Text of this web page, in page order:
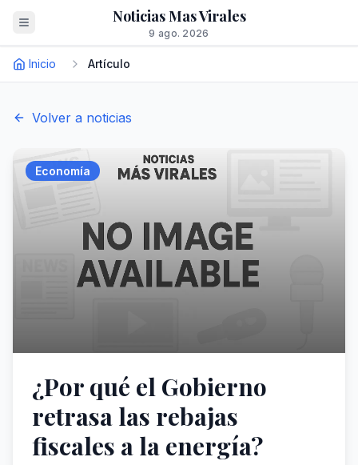
Noticias Mas Virales
9 ago. 2026
Inicio Artículo
Volver a noticias
Economía
¿Por qué el Gobierno
retrasa las rebajas
fiscales a la energía?